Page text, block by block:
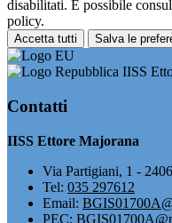
disabilitati. È possibile
policy.
Accetta tutti Salva le
IISS
Contatti
IISS Ettore Majorana
Via Partigiani, 1 -
Tel: 035 297612
Email:
PEC: